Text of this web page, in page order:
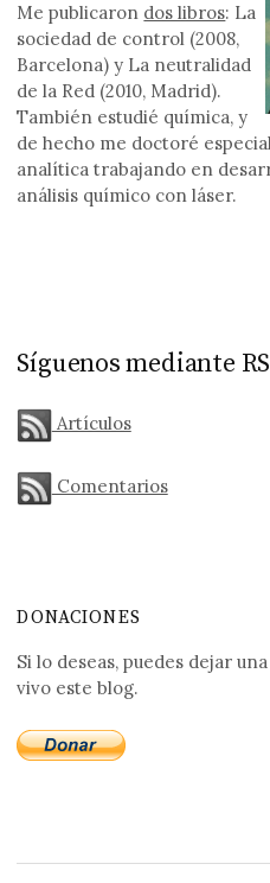
Me publicaron dos libros: La
sociedad de control (2008,
Barcelona) y La neutralidad
de la Red (2010, Madrid).
También estudié química, y
de hecho me doctoré
analítica trabajando en
análisis químico con láser.
Síguenos mediante
Artículos
Comentarios
DONACIONES
Si lo deseas, puedes dejar
vivo este blog.